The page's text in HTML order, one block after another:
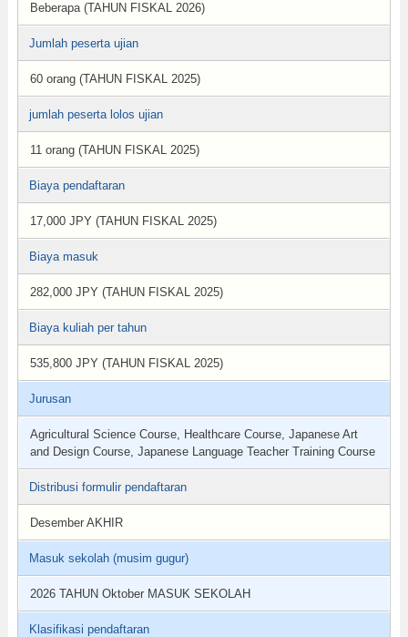
Beberapa (TAHUN FISKAL 2026)
Jumlah peserta ujian
60 orang (TAHUN FISKAL 2025)
jumlah peserta lolos ujian
11 orang (TAHUN FISKAL 2025)
Biaya pendaftaran
17,000 JPY (TAHUN FISKAL 2025)
Biaya masuk
282,000 JPY (TAHUN FISKAL 2025)
Biaya kuliah per tahun
535,800 JPY (TAHUN FISKAL 2025)
Jurusan
Agricultural Science Course, Healthcare Course, Japanese Art
and Design Course, Japanese Language Teacher Training Course
Distribusi formulir pendaftaran
Desember AKHIR
Masuk sekolah (musim gugur)
2026 TAHUN Oktober MASUK SEKOLAH
Klasifikasi pendaftaran